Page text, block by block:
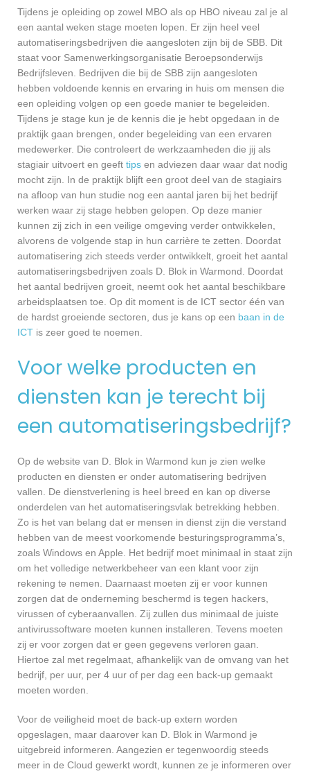
Tijdens je opleiding op zowel MBO als op HBO niveau zal je al
een aantal weken stage moeten lopen. Er zijn heel veel
automatiseringsbedrijven die aangesloten zijn bij de SBB. Dit
staat voor Samenwerkingsorganisatie Beroepsonderwijs
Bedrijfsleven. Bedrijven die bij de SBB zijn aangesloten
hebben voldoende kennis en ervaring in huis om mensen die
een opleiding volgen op een goede manier te begeleiden.
Tijdens je stage kun je de kennis die je hebt opgedaan in de
praktijk gaan brengen, onder begeleiding van een ervaren
medewerker. Die controleert de werkzaamheden die jij als
stagiair uitvoert en geeft tips en adviezen daar waar dat nodig
mocht zijn. In de praktijk blijft een groot deel van de stagiairs
na afloop van hun studie nog een aantal jaren bij het bedrijf
werken waar zij stage hebben gelopen. Op deze manier
kunnen zij zich in een veilige omgeving verder ontwikkelen,
alvorens de volgende stap in hun carrière te zetten. Doordat
automatisering zich steeds verder ontwikkelt, groeit het aantal
automatiseringsbedrijven zoals D. Blok in Warmond. Doordat
het aantal bedrijven groeit, neemt ook het aantal beschikbare
arbeidsplaatsen toe. Op dit moment is de ICT sector één van
de hardst groeiende sectoren, dus je kans op een baan in de
ICT is zeer goed te noemen.
Voor welke producten en
diensten kan je terecht bij
een automatiseringsbedrijf?
Op de website van D. Blok in Warmond kun je zien welke
producten en diensten er onder automatisering bedrijven
vallen. De dienstverlening is heel breed en kan op diverse
onderdelen van het automatiseringsvlak betrekking hebben.
Zo is het van belang dat er mensen in dienst zijn die verstand
hebben van de meest voorkomende besturingsprogramma’s,
zoals Windows en Apple. Het bedrijf moet minimaal in staat zijn
om het volledige netwerkbeheer van een klant voor zijn
rekening te nemen. Daarnaast moeten zij er voor kunnen
zorgen dat de onderneming beschermd is tegen hackers,
virussen of cyberaanvallen. Zij zullen dus minimaal de juiste
antivirussoftware moeten kunnen installeren. Tevens moeten
zij er voor zorgen dat er geen gegevens verloren gaan.
Hiertoe zal met regelmaat, afhankelijk van de omvang van het
bedrijf, per uur, per 4 uur of per dag een back-up gemaakt
moeten worden.
Voor de veiligheid moet de back-up extern worden
opgeslagen, maar daarover kan D. Blok in Warmond je
uitgebreid informeren. Aangezien er tegenwoordig steeds
meer in de Cloud gewerkt wordt, kunnen ze je informeren over